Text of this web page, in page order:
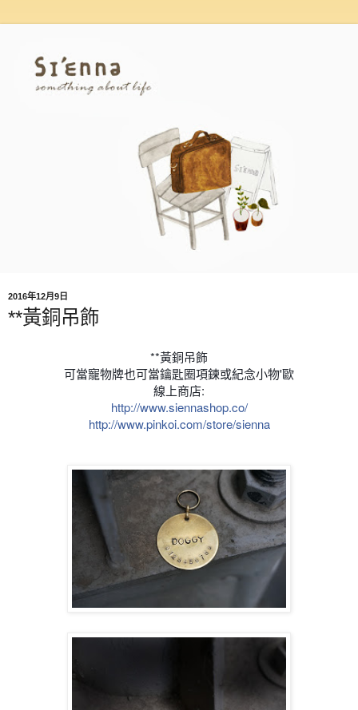
2016年12月9日
**黃銅吊飾
**黃銅吊飾
可當寵物牌也可當鑰匙圈項鍊或紀念小物'歐
線上商店:
http://www.siennashop.co/
http://www.pinkoi.com/store/sienna